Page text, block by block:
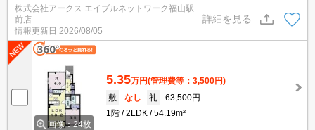
ンターホンを通じて室内から会話することができます。BSに加入し
てすぐBSが視聴できるBS受信設備のある物件です。設備も充実し
ていて住みやすい、魅力が詰まったアパートです。
株式会社アークス エイブルネットワーク福山駅
前店
情報更新日 2026/08/05
詳細を見る
画像：24枚
5.35万円(管理費等：3,500円)
敷
なし 礼
63,500円
1階
2LDK 54.19m²